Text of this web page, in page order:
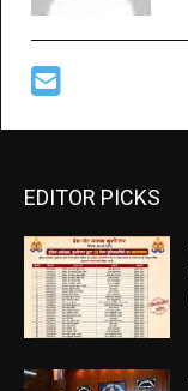
EDITOR PICKS